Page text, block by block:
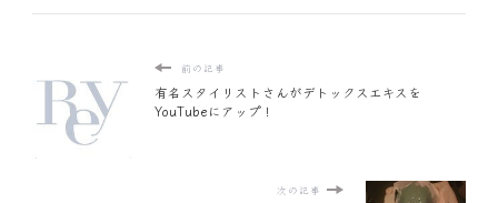
前の記事
有名スタイリストさんがデトックスエキスを
YouTubeにアップ！
次の記事